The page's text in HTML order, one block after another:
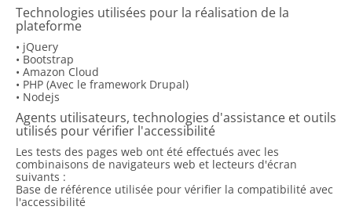
Technologies utilisées pour la réalisation de la
plateforme
• jQuery
• Bootstrap
• Amazon Cloud
• PHP (Avec le framework Drupal)
• Nodejs
Agents utilisateurs, technologies d'assistance et outils
utilisés pour vérifier l'accessibilité
Les tests des pages web ont été effectués avec les
combinaisons de navigateurs web et lecteurs d'écran
suivants :
Base de référence utilisée pour vérifier la compatibilité avec
l'accessibilité